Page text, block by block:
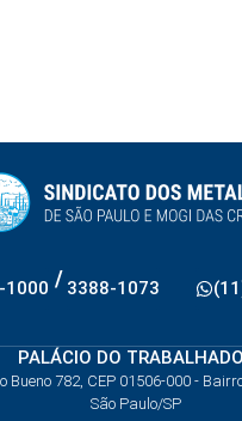
1000 / 3388-1073
PALÁCIO DO
Bueno 782, CEP 01506-000 -
São Paulo/SP